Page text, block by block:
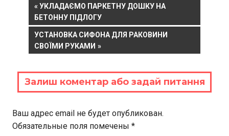
Навигация
по
записям
PREVIOUS
POST:
УКЛАДАЄМО ПАРКЕТНУ ДОШКУ НА
БЕТОННУ ПІДЛОГУ
NEXT
POST:
УСТАНОВКА СИФОНА ДЛЯ РАКОВИНИ
СВОЇМИ РУКАМИ
Залиш коментар або задай питання
Ваш адрес email не будет опубликован.
Обязательные поля помечены *